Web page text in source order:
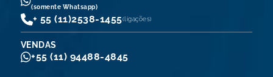
(somente Whatsapp)
+ 55 (11)2538-1455(ligações)
VENDAS
+55 (11) 94488-4845